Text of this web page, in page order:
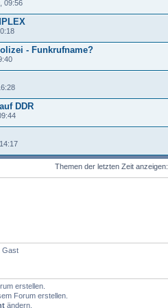
09:56
- Funkrufname?
DDR
Themen der letzten Zeit anzeigen:
Gast
erstellen.
Forum erstellen.
ändern.